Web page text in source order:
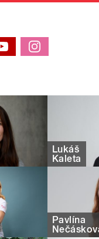
Lukáš
Kaleta
Pavlína